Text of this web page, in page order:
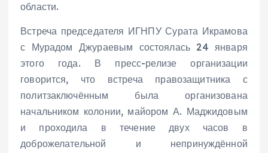
области.
Встреча председателя ИГНПУ Сурата Икрамова
с Мурадом Джураевым состоялась 24 января
этого года. В пресс-релизе организации
говорится, что встреча правозащитника с
политзаключённым была организована
начальником колонии, майором А. Маджидовым
и проходила в течение двух часов в
доброжелательной и непринуждённой